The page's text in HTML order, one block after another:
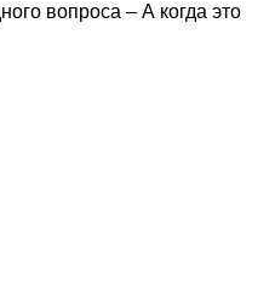
вопроса – А когда это